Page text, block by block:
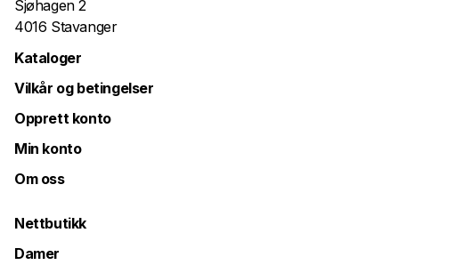
Sjøhagen 2
4016 Stavanger
Kataloger
Vilkår og betingelser
Opprett konto
Min konto
Om oss
Nettbutikk
Damer